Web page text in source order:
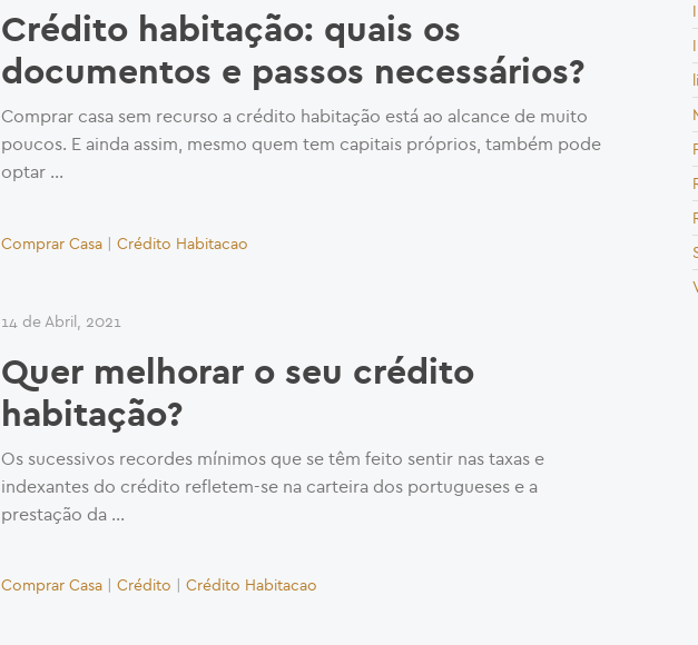
Crédito habitação: quais os
documentos e passos necessários?
Comprar casa sem recurso a crédito habitação está ao alcance de muito
poucos. E ainda assim, mesmo quem tem capitais próprios, também pode
optar …
Comprar Casa | Crédito Habitacao
14 de Abril, 2021
Quer melhorar o seu crédito
habitação?
Os sucessivos recordes mínimos que se têm feito sentir nas taxas e
indexantes do crédito refletem-se na carteira dos portugueses e a
prestação da …
Comprar Casa Crédito Crédito Habitacao